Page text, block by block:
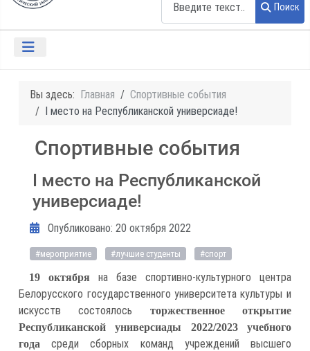
Поиск
Вы здесь: Главная
Спортивные события
I место на Республиканской универсиаде!
Спортивные события
I место на Республиканской
универсиаде!
Информация о материале
Опубликовано: 20 октября 2022
#мероприятие #лучшие студенты #спорт
19 октября на базе спортивно-культурного центра
Белорусского государственного университета культуры и
искусств состоялось торжественное открытие
Республиканской универсиады 2022/2023 учебного
года
среди сборных команд учреждений высшего